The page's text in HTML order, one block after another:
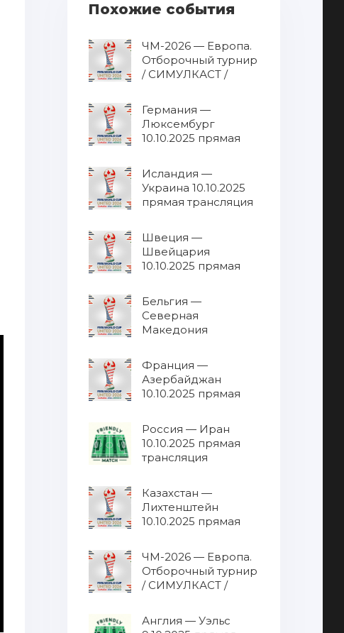
Похожие события
ЧМ-2026 — Европа.
Отборочный турнир
/ СИМУЛКАСТ /
10.10.2025 / Все
матчи в одном
эфире 10.10.2025
прямая трансляция
Германия —
Люксембург
10.10.2025 прямая
Исландия —
Украина 10.10.2025
прямая трансляция
Швеция —
Швейцария
10.10.2025 прямая
Бельгия —
Северная
Македония
трансляция
Франция —
Азербайджан
10.10.2025 прямая
Россия — Иран
10.10.2025 прямая
трансляция
Казахстан —
Лихтенштейн
10.10.2025 прямая
ЧМ-2026 — Европа.
Отборочный турнир
/ СИМУЛКАСТ /
9.10.2025 / Все матчи
в одном эфире
Англия — Уэльс